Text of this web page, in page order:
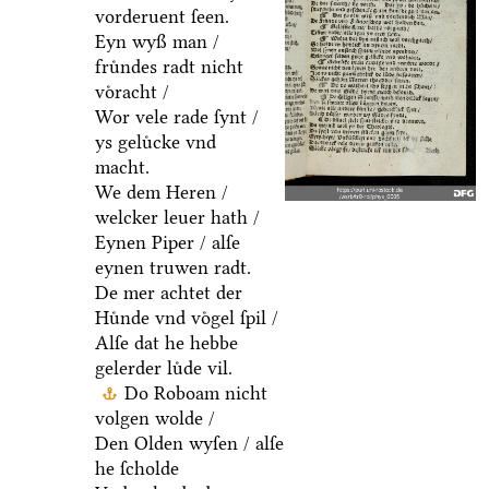
vorderuent ſeen.
Eyn wyß man /
fruͤndes radt nicht
voͤracht /
Wor vele rade ſynt /
ys geluͤcke vnd
macht.
We dem Heren /
welcker leuer hath /
Eynen Piper / alſe
eynen truwen radt.
De mer achtet der
Huͤnde vnd voͤgel ſpil /
Alſe dat he hebbe
gelerder luͤde vil.
Do Roboam nicht
volgen wolde /
Den Olden wyſen / alſe
he ſcholde